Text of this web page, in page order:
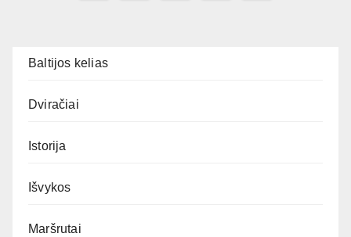
Baltijos kelias
Dviračiai
Istorija
Išvykos
Maršrutai